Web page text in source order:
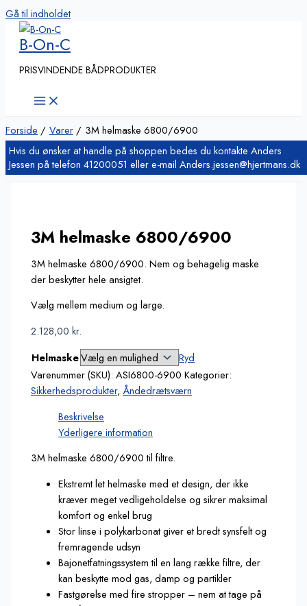
Gå til indholdet
B-On-C
PRISVINDENDE BÅDPRODUKTER
Forside Varer 3M helmaske 6800/6900
3M helmaske 6800/6900
3M helmaske 6800/6900. Nem og behagelig maske
der beskytter hele ansigtet.
Vælg mellem medium og large.
2.128,00kr.
Helmaske
Ryd
Varenummer (SKU):ASI6800-6900 Kategorier:
Sikkerhedsprodukter,Åndedrætsværn
Beskrivelse
Yderligere information
3M helmaske 6800/6900 til filtre.
Ekstremt let helmaske med et design, der ikke
kræver meget vedligeholdelse og sikrer maksimal
komfort og enkel brug
Stor linse i polykarbonat giver et bredt synsfelt og
fremragende udsyn
Bajonetfatningssystem til en lang række filtre, der
kan beskytte mod gas, damp og partikler
Fastgørelse med fire stropper – nem at tage på